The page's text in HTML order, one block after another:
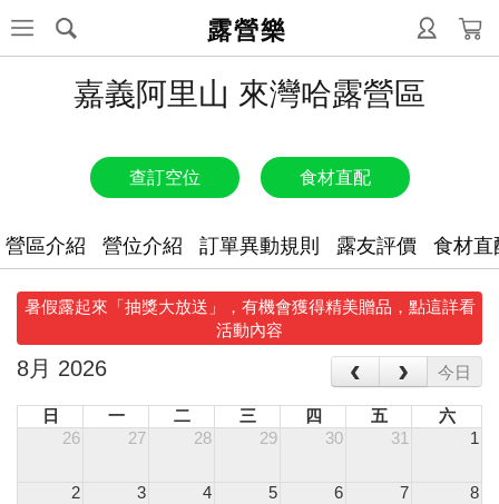
露營樂
嘉義阿里山 來灣哈露營區
查訂空位 食材直配
營區介紹 營位介紹 訂單異動規則 露友評價 食材直
暑假露起來「抽獎大放送」，有機會獲得精美贈品，點這詳看
活動內容
8月 2026 ‹ › 今日
日 一 二 三 四 五
六
26
27 28 29 30 31 1
2 3 4 5 6 7 8